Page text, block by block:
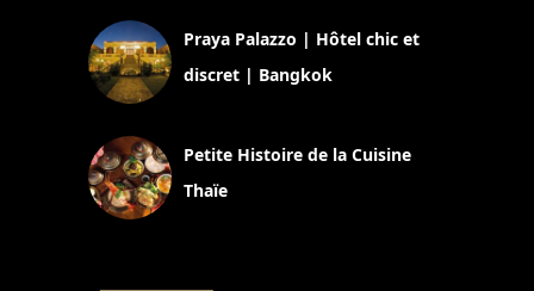
Praya Palazzo | Hôtel chic et
discret | Bangkok
Petite Histoire de la Cuisine
Thaïe